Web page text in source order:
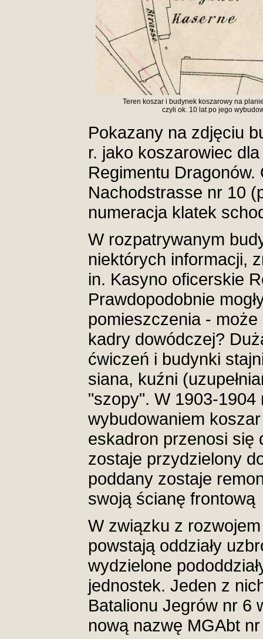
Teren koszar i budynek koszarowy na
czyli ok. 10 lat po jego
Pokazany na zdjęciu
r. jako koszarowiec
Regimentu Dragonów.
Nachodstrasse nr 10
numeracja klatek
W rozpatrywanym
niektórych informacji,
in. Kasyno oficerskie
Prawdopodobnie
pomieszczenia - może
kadry dowódczej?
ćwiczeń i budynki
siana, kuźni
"szopy". W 1903-1904
wybudowaniem
eskadron przenosi się
zostaje przydzielony
poddany zostaje
swoją ścianę frontową
W związku z
powstają oddziały
wydzielone
jednostek. Jeden z
Batalionu Jegrów nr 6
nową nazwę MGAbt